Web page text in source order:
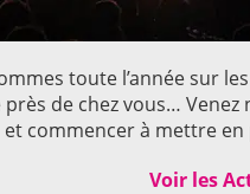
toute l’année sur
près de chez vous…
commencer à mettre
Voir les